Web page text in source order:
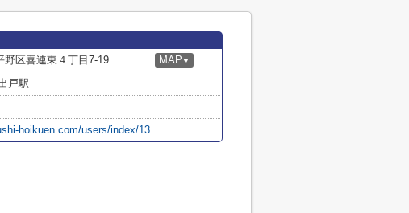
野区喜連東４丁目7-19 MAP ▼
戸駅
hoikuen.com/users/index/13